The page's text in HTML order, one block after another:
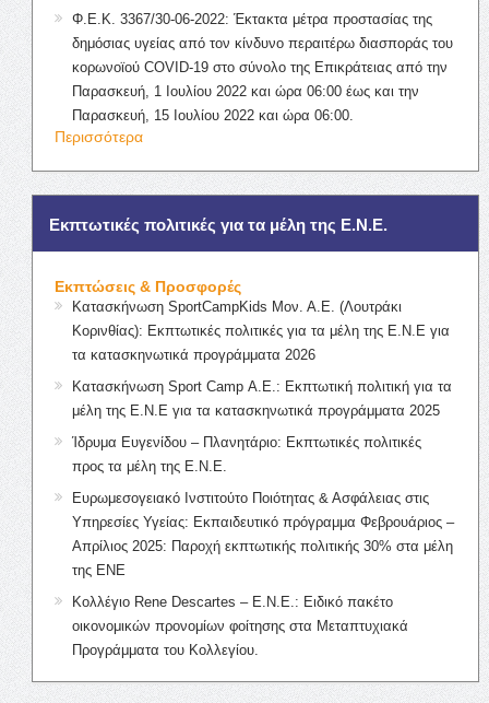
Φ.Ε.Κ. 3367/30-06-2022: Έκτακτα μέτρα προστασίας της
δημόσιας υγείας από τον κίνδυνο περαιτέρω διασποράς του
κορωνοϊού COVID-19 στο σύνολο της Επικράτειας από την
Παρασκευή, 1 Ιουλίου 2022 και ώρα 06:00 έως και την
Παρασκευή, 15 Ιουλίου 2022 και ώρα 06:00.
Περισσότερα
Εκπτωτικές πολιτικές για τα μέλη της Ε.Ν.Ε.
Εκπτώσεις & Προσφορές
Κατασκήνωση SportCampKids Μον. Α.Ε. (Λουτράκι
Κορινθίας): Εκπτωτικές πολιτικές για τα μέλη της Ε.Ν.Ε για
τα κατασκηνωτικά προγράμματα 2026
Κατασκήνωση Sport Camp Α.Ε.: Εκπτωτική πολιτική για τα
μέλη της Ε.Ν.Ε για τα κατασκηνωτικά προγράμματα 2025
Ίδρυμα Ευγενίδου – Πλανητάριο: Εκπτωτικές πολιτικές
προς τα μέλη της Ε.Ν.Ε.
Ευρωμεσογειακό Ινστιτούτο Ποιότητας & Ασφάλειας στις
Υπηρεσίες Υγείας: Εκπαιδευτικό πρόγραμμα Φεβρουάριος –
Απρίλιος 2025: Παροχή εκπτωτικής πολιτικής 30% στα μέλη
της ΕΝΕ
Κολλέγιο Rene Descartes – Ε.Ν.Ε.: Ειδικό πακέτο
οικονομικών προνομίων φοίτησης στα Μεταπτυχιακά
Προγράμματα του Κολλεγίου.